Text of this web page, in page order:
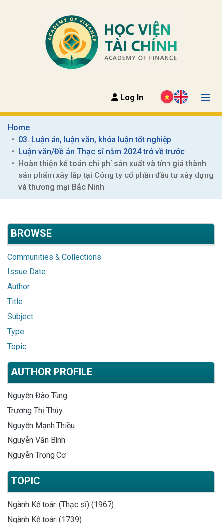
Log In
Home
03. Luận án, luận văn, khóa luận tốt nghiệp
Luận văn/Đề án Thạc sĩ năm 2024 trở về trước
Hoàn thiện kế toán chi phí sản xuất và tính giá thành
sản phẩm xây lắp tại Công ty cổ phần đầu tư xây dựng
và thương mại Bắc Ninh
BROWSE
Communities & Collections
Issue Date
Author
Title
Subject
Type
Topic
AUTHOR PROFILE
Nguyễn Đào Tùng
Trương Thị Thủy
Nguyễn Mạnh Thiều
Nguyễn Văn Bình
Nguyễn Trọng Cơ
TOPIC
Ngành Kế toán (Thạc sĩ) (1967)
Ngành Kế toán (1739)